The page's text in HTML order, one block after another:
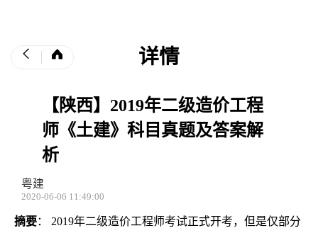
详情
【陕西】2019年二级造价工程
师《土建》科目真题及答案解
析
粤建
2020-06-06 11:49:00
摘要： 2019年二级造价工程师考试正式开考，但是仅部分